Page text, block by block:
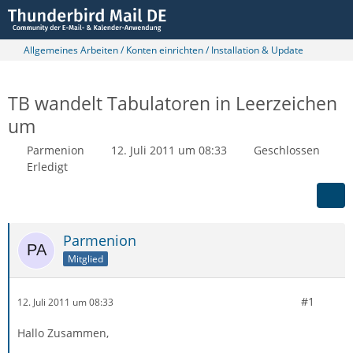
Allgemeines Arbeiten / Konten einrichten / Installation & Update
TB wandelt Tabulatoren in Leerzeichen
um
Parmenion 12. Juli 2011 um 08:33
Geschlossen
Erledigt
Parmenion
Mitglied
12. Juli 2011 um 08:33 #1
Hallo Zusammen,